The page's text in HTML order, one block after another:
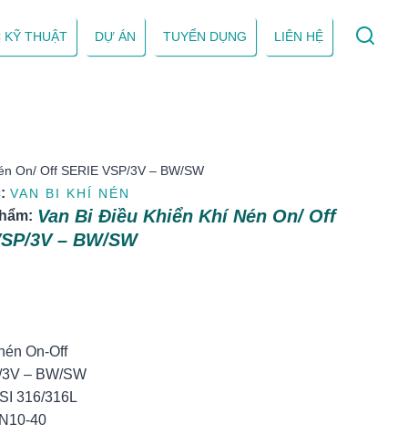
KỸ THUẬT DỰ ÁN TUYỂN DỤNG LIÊN HỆ
On/ Off SERIE VSP/3V – BW/SW
VAN BI KHÍ NÉN
Van Bi Điều Khiển Khí Nén On/ Off
3V – BW/SW
On-Off
– BW/SW
316/316L
40